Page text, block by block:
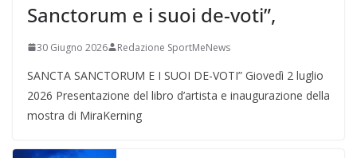
Sanctorum e i suoi de-voti”,
30 Giugno 2026 Redazione SportMeNews
SANCTA SANCTORUM E I SUOI DE-VOTI” Giovedì 2 luglio
2026 Presentazione del libro d’artista e inaugurazione della
mostra di MiraKerning